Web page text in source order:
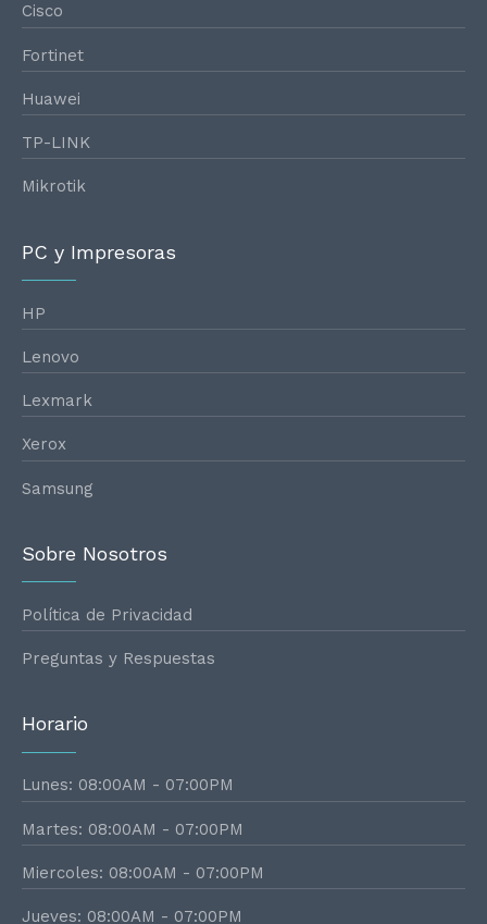
Cisco
Fortinet
Huawei
TP-LINK
Mikrotik
PC y Impresoras
HP
Lenovo
Lexmark
Xerox
Samsung
Sobre Nosotros
Política de Privacidad
Preguntas y Respuestas
Horario
Lunes: 08:00AM - 07:00PM
Martes: 08:00AM - 07:00PM
Miercoles: 08:00AM - 07:00PM
Jueves: 08:00AM - 07:00PM